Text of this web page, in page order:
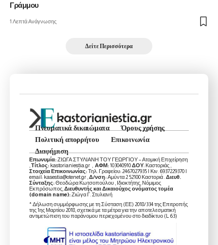
Γράμμου
1 Λεπτά Ανάγνωσης
Δείτε Περισσότερα
Πνευματικά δικαιώματα
Όρους χρήσης
Πολιτική απορρήτου
Επικοινωνία
Διαφήμιση
Επωνυμία:ΖΙΩΓΑ ΣΤΥΛΙΑΝΗ ΤΟΥ ΓΕΩΡΓΙΟΥ – Ατομική Επιχείρηση
Τίτλος: kastorianiestia.gr , ΑΦΜ:103040910ΔΟΥ: Καστοριάς ,
Στοιχεία Επικοινωνίας:Τηλ. Γραφείου: 2467027935 | Κιν. 6937229370 |
email: kasestia@otenet.gr , Δ/νση:Αμύντα 2 52100 Καστοριά . Διευθ.
Σύνταξης:Θεοδώρα Κωτσοπούλου , Ιδιοκτήτης, Νόμιμος
Εκπρόσωπος, Διευθυντής και Δικαιούχος ονόματος τομέα
(domain name):Ζιώγα Γ. Στυλιανή
* Δήλωση συμμόρφωσης με τη Σύσταση (ΕΕ) 2018/334 της Επιτροπής
της 1ης Μαρτίου 2018, σχετικά με τα μέτρα για την αποτελεσματική
αντιμετώπιση του παράνομου περιεχομένου στο διαδίκτυο (L 63)